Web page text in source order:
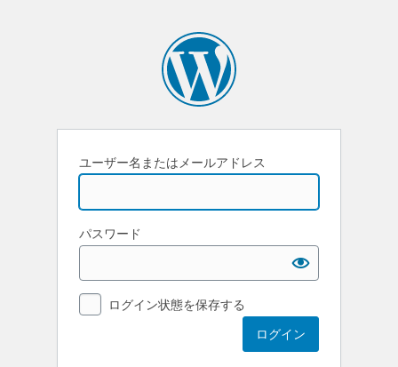
ユーザー名またはメールアドレス
パスワード
ログイン状態を保存する